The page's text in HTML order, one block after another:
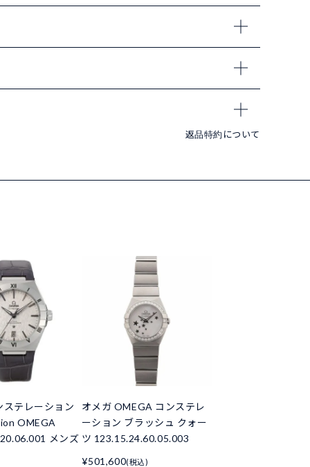
返品特約について
ステレーション
OMEGA
メンズ
オメガ OMEGA コンステレ
ーション ブラッシュ クォー
ツ 123.15.24.60.05.003
¥501,600(税込)